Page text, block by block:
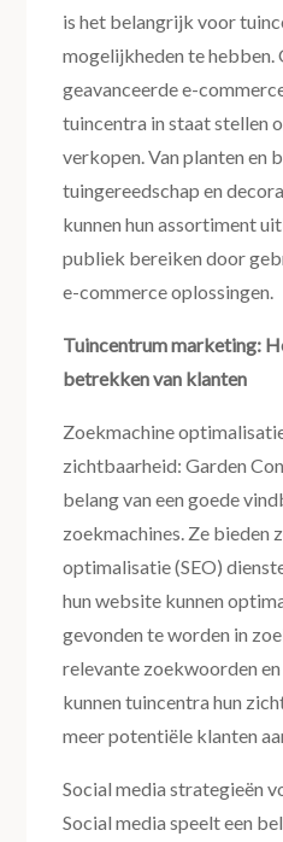
is het belangrijk voor
mogelijkheden te
geavanceerde e-
tuincentra in staat stellen
verkopen. Van planten en
tuingereedschap en
kunnen hun assortiment
publiek bereiken door
e-commerce oplossingen.
Tuincentrum marketing:
betrekken van klanten
Zoekmachine
zichtbaarheid: Garden
belang van een goede
zoekmachines. Ze bieden
optimalisatie (SEO)
hun website kunnen
gevonden te worden in
relevante zoekwoorden
kunnen tuincentra hun
meer potentiële klanten
Social media strategieën
Social media speelt een